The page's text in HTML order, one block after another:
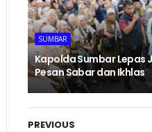
SUMBAR
Kapolda Sumbar Lepas
Pesan Sabar dan Ikhlas
PREVIOUS